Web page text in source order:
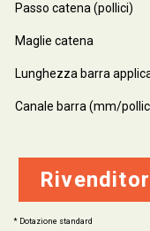
Passo catena (pollici)
Maglie catena
Lunghezza barra
Canale barra (mm/
* Dotazione standard